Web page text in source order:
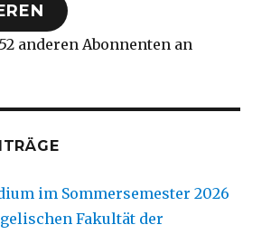
anderen Abonnenten an
im Sommersemester 2026
Fakultät der